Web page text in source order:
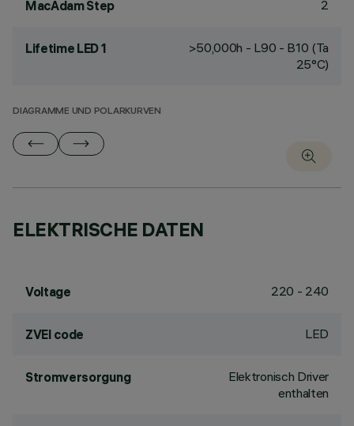
MacAdam Step 2
Lifetime LED 1
>50,000h - L90 - B10 (Ta
25°C)
DIAGRAMME UND POLARKURVEN
ELEKTRISCHE DATEN
Voltage 220 - 240
ZVEI code LED
Stromversorgung
Elektronisch Driver
enthalten